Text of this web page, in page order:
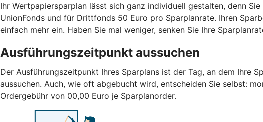
Ihr Wertpapiersparplan lässt sich ganz individuell gestalten, denn
UnionFonds und für Drittfonds 50 Euro pro Sparplanrate. Ihren
einfach mehr ein. Haben Sie mal weniger, senken Sie Ihre
Ausführungszeitpunkt aussuchen
Der Ausführungszeitpunkt Ihres Sparplans ist der Tag, an dem Ihre
aussuchen. Auch, wie oft abgebucht wird, entscheiden Sie selbst:
Ordergebühr von 00,00 Euro je Sparplanorder.